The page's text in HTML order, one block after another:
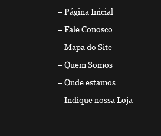
Página Inicial
Fale Conosco
Mapa do Site
Quem Somos
Onde estamos
Indique nossa Loja